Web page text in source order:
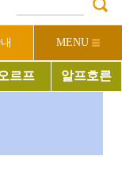
MENU
르프 알프호른